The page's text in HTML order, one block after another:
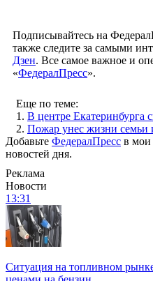
Подписывайтесь на
также следите за самыми
Дзен. Все самое важное и
«ФедералПресс».
Еще по теме:
1. В центре Екатеринбурга
2. Пожар унес жизни семьи
Добавьте ФедералПресс в мои
новостей дня.
Реклама
Новости
13:31
Ситуация на топливном